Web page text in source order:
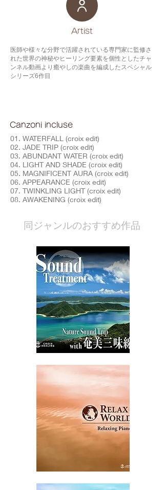
​Artist
医師や様々な分野で活躍されている専門家に監修さ
れた世界の神秘やヒーリング要素を個性としたチャ
ンネル動画より癒やしの楽曲を編成したスペシャル
シリーズ6作目
Canzoni incluse
01. WATERFALL (croix edit)
02. JADE TRIP (croix edit)
03. ABUNDANT WATER (croix edit)
04. LIGHT AND SHADE (croix edit)
05. MAGNIFICENT AURA (croix edit)
06. APPEARANCE (croix edit)
07. TWINKLING LIGHT (croix edit)
08. AWAKENING (croix edit)
​同ジャンルのおすすめ作品